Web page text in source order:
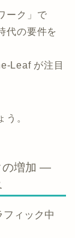
ーク」で
代の要件を
Leaf が注目
う。
の増加 —
ィック中